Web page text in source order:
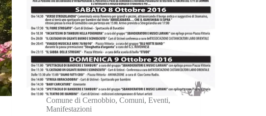
Comune di Cernobbio,Comuni,Eventi,
Manifestazioni